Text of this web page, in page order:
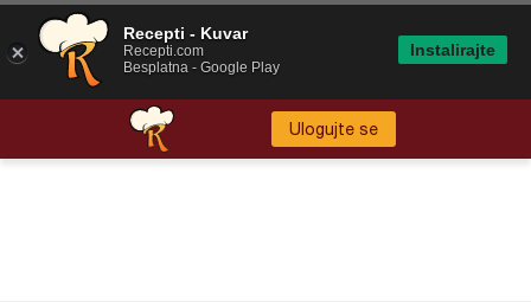
Ulogujte se
Recepti - Kuvar
Recepti.com
Besplatna - Google Play
Instalirajte